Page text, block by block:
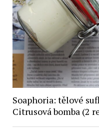
Soaphoria: tělové
Citrusová bomba (2